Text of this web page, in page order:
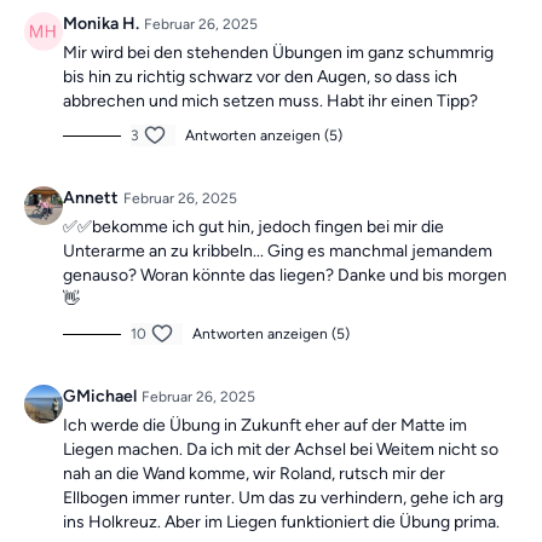
Die Übungen bilden insgesamt ein Ganzkörpertraining mit
verschiedenen Schwerpunkten und sind somit die ideale
Grundlage für ein schmerzfreies, gesundesundbewegliches
Leben.
Mach dir keine Sorgen, falls du mal einen Tag verpasst, denn die
Übungseinheiten sind unabhängig voneinander. In der Kategorie
vergangen Einheiten.
Monika H. Februar 26, 2025
Mir wird bei den stehenden Übungen im ganz schummrig
bis hin zu richtig schwarz vor den Augen, so dass ich
abbrechen und mich setzen muss. Habt ihr einen Tipp?
3 Antworten anzeigen (5)
Annett Februar 26, 2025
✅️✅️bekomme ich gut hin, jedoch fingen bei mir die
Unterarme an zu kribbeln... Ging es manchmal jemandem
genauso? Woran könnte das liegen? Danke und bis morgen
👋
10 Antworten anzeigen (5)
GMichael Februar 26, 2025
Ich werde die Übung in Zukunft eher auf der Matte im
Liegen machen. Da ich mit der Achsel bei Weitem nicht so
nah an die Wand komme, wir Roland, rutsch mir der
Ellbogen immer runter. Um das zu verhindern, gehe ich arg
ins Holkreuz. Aber im Liegen funktioniert die Übung prima.